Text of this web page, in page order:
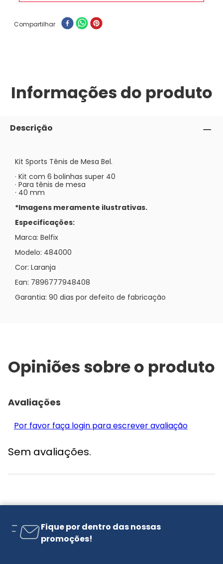
Compartilhar
Informações do produto
Descrição
Kit Sports Tênis de Mesa Bel.
· Kit com 6 bolinhas super 40
· Para tênis de mesa
· 40 mm
*Imagens meramente ilustrativas.
Especificações:
Marca: Belfix
Modelo: 484000
Cor: Laranja
Ean: 7896777948408
Garantia: 90 dias por defeito de fabricação
Opiniões sobre o produto
Avaliações
Por favor faça login para escrever avaliação
Sem avaliações.
Fique por dentro das nossas
promoções!